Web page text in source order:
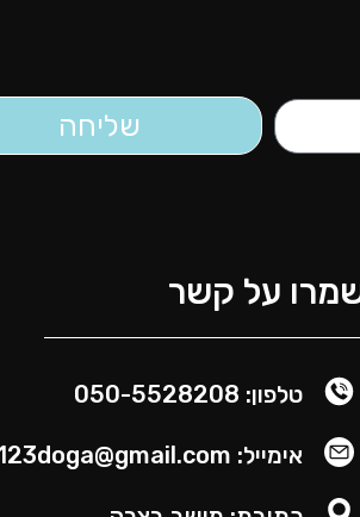
שליחה
על קשר
טלפון: 050-5528208
אימייל: 123doga@gmail.com